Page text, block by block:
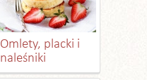
Omlety, placki i
naleśniki